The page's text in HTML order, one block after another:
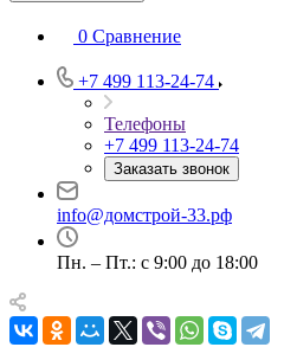
0 Сравнение
+7 499 113-24-74
Телефоны
+7 499 113-24-74
Заказать звонок
info@домстрой-33.рф
Пн. – Пт.: с 9:00 до 18:00